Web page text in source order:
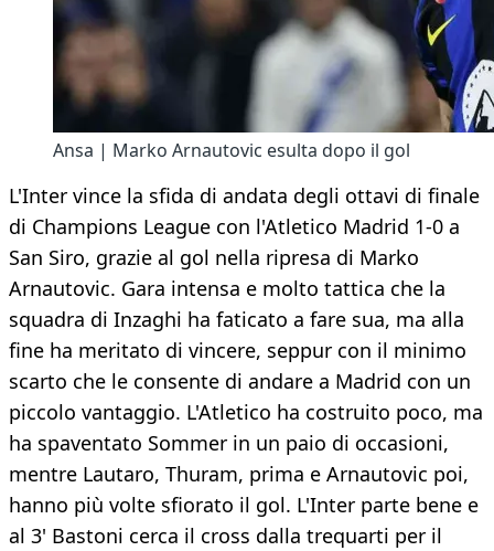
Ansa | Marko Arnautovic esulta dopo il gol
L'Inter vince la sfida di andata degli ottavi di finale
di Champions League con l'Atletico Madrid 1-0 a
San Siro, grazie al gol nella ripresa di Marko
Arnautovic. Gara intensa e molto tattica che la
squadra di Inzaghi ha faticato a fare sua, ma alla
fine ha meritato di vincere, seppur con il minimo
scarto che le consente di andare a Madrid con un
piccolo vantaggio. L'Atletico ha costruito poco, ma
ha spaventato Sommer in un paio di occasioni,
mentre Lautaro, Thuram, prima e Arnautovic poi,
hanno più volte sfiorato il gol. L'Inter parte bene e
al 3' Bastoni cerca il cross dalla trequarti per il